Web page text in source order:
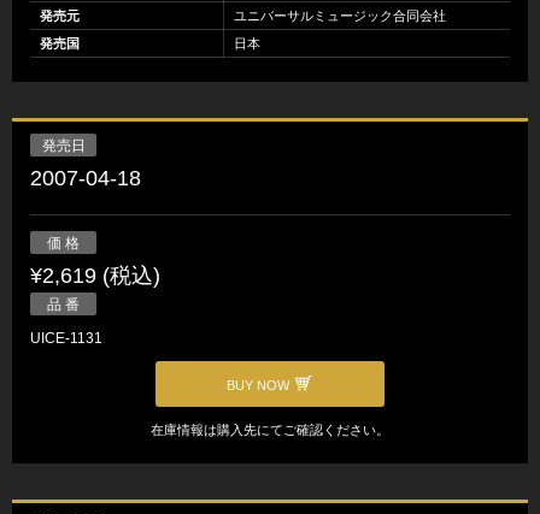
発売元
ユニバーサルミュージック合同会社
発売国
日本
発売日
2007-04-18
価 格
¥2,619 (税込)
品 番
UICE-1131
BUY NOW
在庫情報は購入先にてご確認ください。